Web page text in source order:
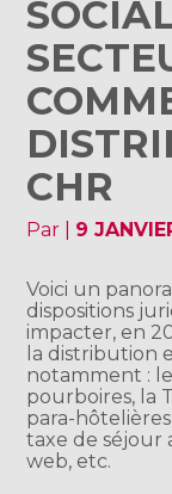
CHR
Par 9
Voici un
dispositions
impacter, en
la distribution
notamment :
pourboires, la
para-
taxe de séjour
web, etc.